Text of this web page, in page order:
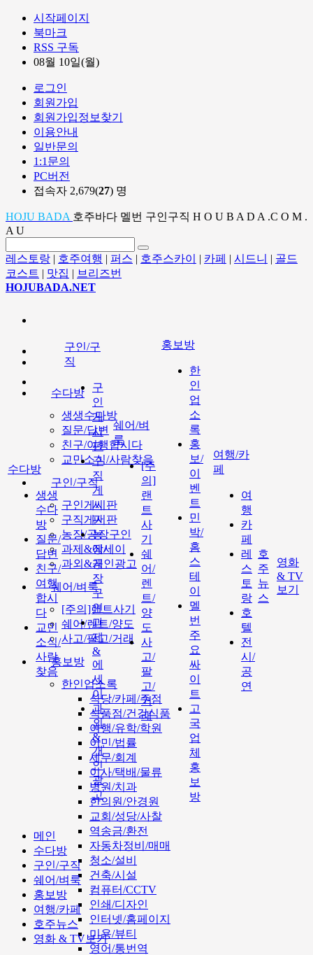
시작페이지
북마크
RSS 구독
08월 10일(월)
로그인
회원가입
회원가입정보찾기
이용안내
일반문의
1:1문의
PC버전
접속자 2,679(27) 명
HOJU BADA 호주바다 멜번 구인구직 H O U B A D A .C O M .
A U
레스토랑 | 호주여행 | 퍼스 | 호주스카이 | 카페 | 시드니 | 골드
코스트 | 맛집 | 브리즈번
HOJUBADA.NET
수다방
생생수다방
질문/답변
친구/여행합시다
교민소식/사람찾음
구인/구직
구인게시판
구직게시판
농장/공장구인
과제&에세이
과외&개인광고
쉐어/벼룩
[주의]랜트사기
쉐어/렌트/양도
사고/팔고/거래
홍보방
한인업소록
식당/카페/주점
식품점/건강식품
여행/유학/학원
이민/법률
세무/회계
이사/택배/물류
병원/치과
한의원/안경원
교회/성당/사찰
역송금/환전
자동차정비/매매
청소/설비
건축/시설
컴퓨터/CCTV
인쇄/디자인
인터넷/홈페이지
미용/뷰티
영어/통번역
수다방
생생
수다
방
질문/
답변
친구/
여행
합시
다
교민
소식/
사람
찾음
구인/구
직
구
인
게
시
판
구
직
게
시
판
농
장/
공
장
구
인
과
제
&
에
세
이
과
외
&
개
인
광
고
쉐어/벼
룩
[주
의]
랜
트
사
기
쉐
어/
렌
트/
양
도
사
고/
팔
고/
거
래
홍보방
한
인
업
소
록
홍
보/
이
벤
트
민
박/
홈
스
테
이
멜
번
주
요
싸
이
트
고
국
업
체
홍
보
방
여행/카
페
여
행
카
페
레
스
토
랑
호
텔
전
시/
공
연
호
주
뉴
스
영화
& TV
보기
메인
수다방
구인/구직
쉐어/벼룩
홍보방
여행/카페
호주뉴스
영화 & TV보기